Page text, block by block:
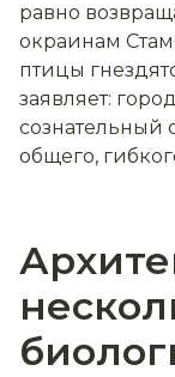
равно
окраинам
птицы
заявляет:
сознательный
общего,